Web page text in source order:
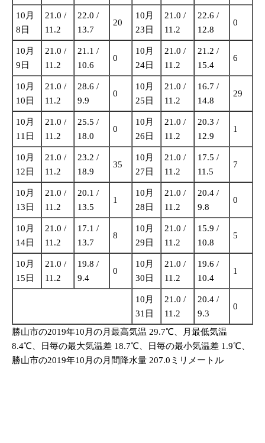
10月
8日
21.0 /
11.2
22.0 /
13.7
20
10月
23日
21.0 /
11.2
22.6 /
12.8
0
10月
9日
21.0 /
11.2
21.1 /
10.6
0
10月
24日
21.0 /
11.2
21.2 /
15.4
6
10月
10日
21.0 /
11.2
28.6 /
9.9
0
10月
25日
21.0 /
11.2
16.7 /
14.8
29
10月
11日
21.0 /
11.2
25.5 /
18.0
0
10月
26日
21.0 /
11.2
20.3 /
12.9
1
10月
12日
21.0 /
11.2
23.2 /
18.9
35
10月
27日
21.0 /
11.2
17.5 /
11.5
7
10月
13日
21.0 /
11.2
20.1 /
13.5
1
10月
28日
21.0 /
11.2
20.4 /
9.8
0
10月
14日
21.0 /
11.2
17.1 /
13.7
8
10月
29日
21.0 /
11.2
15.9 /
10.8
5
10月
15日
21.0 /
11.2
19.8 /
9.4
0
10月
30日
21.0 /
11.2
19.6 /
10.4
1
10月
31日
21.0 /
11.2
20.4 /
9.3
0
勝山市の2019年10月の月最高気温 29.7℃、月最低気温
8.4℃、日毎の最大気温差 18.7℃、日毎の最小気温差 1.9℃、
勝山市の2019年10月の月間降水量 207.0ミリメートル